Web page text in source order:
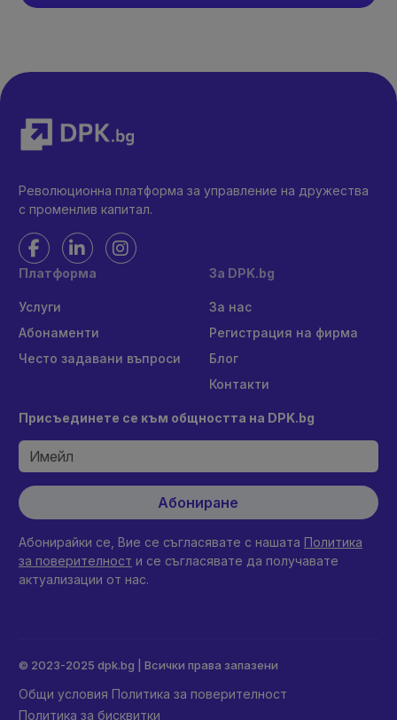
Революционна платформа за управление на дружества
с променлив капитал.
Платформа
Услуги
Абонаменти
Често задавани въпроси
За DPK.bg
За нас
Регистрация на фирма
Блог
Контакти
Присъединете се към общността на DPK.bg
Абониране
Абонирайки се, Вие се съгласявате с нашата Политика
за поверителност и се съгласявате да получавате
актуализации от нас.
© 2023-2025 dpk.bg | Всички права запазени
Общи условия Политика за поверителност
Политика за бисквитки